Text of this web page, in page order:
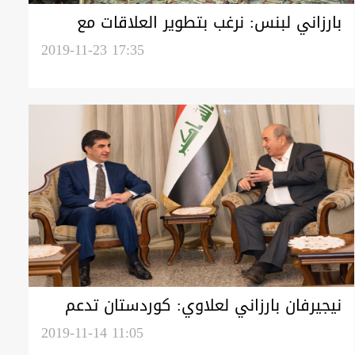
بارزاني لبنس: نرغب بتطوير العلاقات مع
امريكا وان تشمل المجالات كافة2019-11-23 17:35
نيجيرفان بارزاني لعلاوي: كوردستان تدعم
أي تعديل يصب في مصلحة العراقيين
2019-11-14 11:05